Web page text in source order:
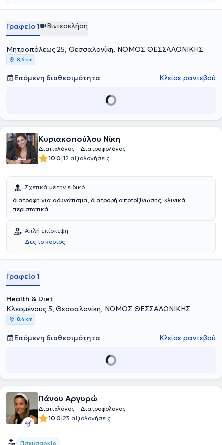
καθώς και vegetarian και vegan διατροφής.
Γραφείο 1 Βιντεοκλήση
Μητροπόλεως 25, Θεσσαλονίκη, ΝΟΜΟΣ ΘΕΣΣΑΛΟΝΙΚΗΣ
8,6 km
Επόμενη διαθεσιμότητα Κλείσε ραντεβού
Κυριακοπούλου Νίκη
Διαιτολόγος - Διατροφολόγος
10.0|12 αξιολογήσεις
Σχετικά με την ειδικό
διατροφή για αδυνάτισμα, διατροφή αποτοξίνωσης, κλινικά
περιστατικά
Απλή επίσκεψη
Δες το κόστος
Γραφείο 1
Health & Diet
Κλεομένους 5, Θεσσαλονίκη, ΝΟΜΟΣ ΘΕΣΣΑΛΟΝΙΚΗΣ
8,4 km
Επόμενη διαθεσιμότητα Κλείσε ραντεβού
Πάνου Αργυρώ
Διαιτολόγος - Διατροφολόγος
10.0|23 αξιολογήσεις
Παχυσαρκία